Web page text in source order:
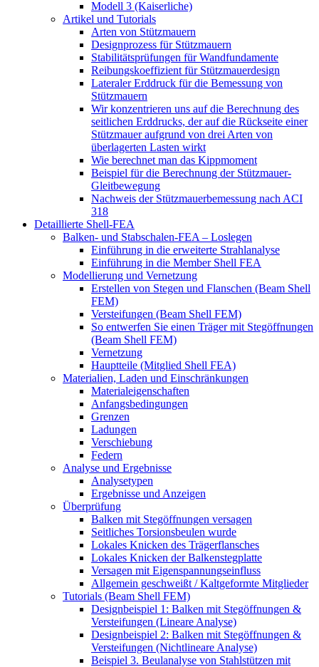
Modell 3 (Kaiserliche)
Artikel und Tutorials
Arten von Stützmauern
Designprozess für Stützmauern
Stabilitätsprüfungen für Wandfundamente
Reibungskoeffizient für Stützmauerdesign
Lateraler Erddruck für die Bemessung von
Stützmauern
Wir konzentrieren uns auf die Berechnung des
seitlichen Erddrucks, der auf die Rückseite einer
Stützmauer aufgrund von drei Arten von
überlagerten Lasten wirkt
Wie berechnet man das Kippmoment
Beispiel für die Berechnung der Stützmauer-
Gleitbewegung
Nachweis der Stützmauerbemessung nach ACI
318
Detaillierte Shell-FEA
Balken- und Stabschalen-FEA – Loslegen
Einführung in die erweiterte Strahlanalyse
Einführung in die Member Shell FEA
Modellierung und Vernetzung
Erstellen von Stegen und Flanschen (Beam Shell
FEM)
Versteifungen (Beam Shell FEM)
So entwerfen Sie einen Träger mit Stegöffnungen
(Beam Shell FEM)
Vernetzung
Hauptteile (Mitglied Shell FEA)
Materialien, Laden und Einschränkungen
Materialeigenschaften
Anfangsbedingungen
Grenzen
Ladungen
Verschiebung
Federn
Analyse und Ergebnisse
Analysetypen
Ergebnisse und Anzeigen
Überprüfung
Balken mit Stegöffnungen versagen
Seitliches Torsionsbeulen wurde
Lokales Knicken des Trägerflansches
Lokales Knicken der Balkenstegplatte
Versagen mit Eigenspannungseinfluss
Allgemein geschweißt / Kaltgeformte Mitglieder
Tutorials (Beam Shell FEM)
Designbeispiel 1: Balken mit Stegöffnungen &
Versteifungen (Lineare Analyse)
Designbeispiel 2: Balken mit Stegöffnungen &
Versteifungen (Nichtlineare Analyse)
Beispiel 3. Beulanalyse von Stahlstützen mit